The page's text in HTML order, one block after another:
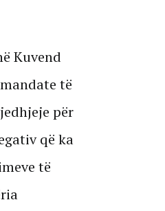
Kuvend
të
për
që ka
të